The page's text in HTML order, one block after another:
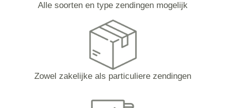
Alle soorten en type zendingen mogelijk
Zowel zakelijke als particuliere zendingen